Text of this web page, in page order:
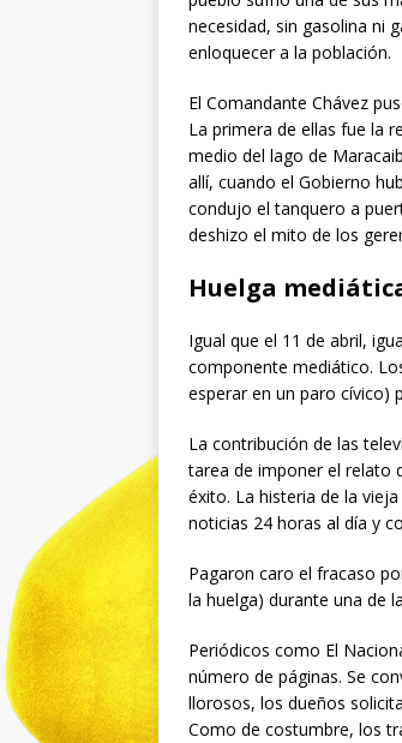
necesidad, sin gasolina ni
enloquecer a la población.
El Comandante Chávez
La primera de ellas fue la
medio del lago de
allí, cuando el Gobierno
condujo el tanquero a
deshizo el mito de los
Huelga
Igual que el 11 de abril,
componente mediático.
esperar en un paro cívico)
La contribución de las
tarea de imponer el relato
éxito. La histeria de la
noticias 24 horas al día y
Pagaron caro el fracaso
la huelga) durante una de
Periódicos como El
número de páginas. Se
llorosos, los dueños
Como de costumbre, los